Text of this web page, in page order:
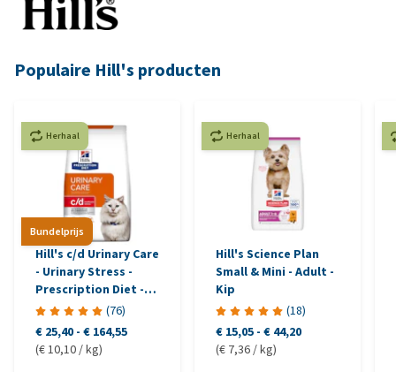
Populaire Hill's producten
Bundelprijs
Herhaal
Hill's c/d Urinary Care
- Urinary Stress -
Prescription Diet -
Feline
(76)
€ 25,40 - € 164,55
(€ 10,10 / kg)
Herhaal
Hill's Science Plan
Small & Mini - Adult -
Kip
(18)
€ 15,05 - € 44,20
(€ 7,36 / kg)